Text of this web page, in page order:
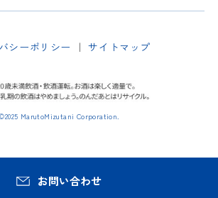
お問い合わせ
シーポリシー ｜ サイトマップ
MarutoMizutani Corporation.